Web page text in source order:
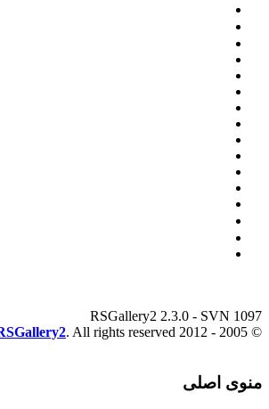
RSGallery2 2.3.0 - SVN 1097
© 2005 - 2012
. All rights reserved.
منوی اصلی